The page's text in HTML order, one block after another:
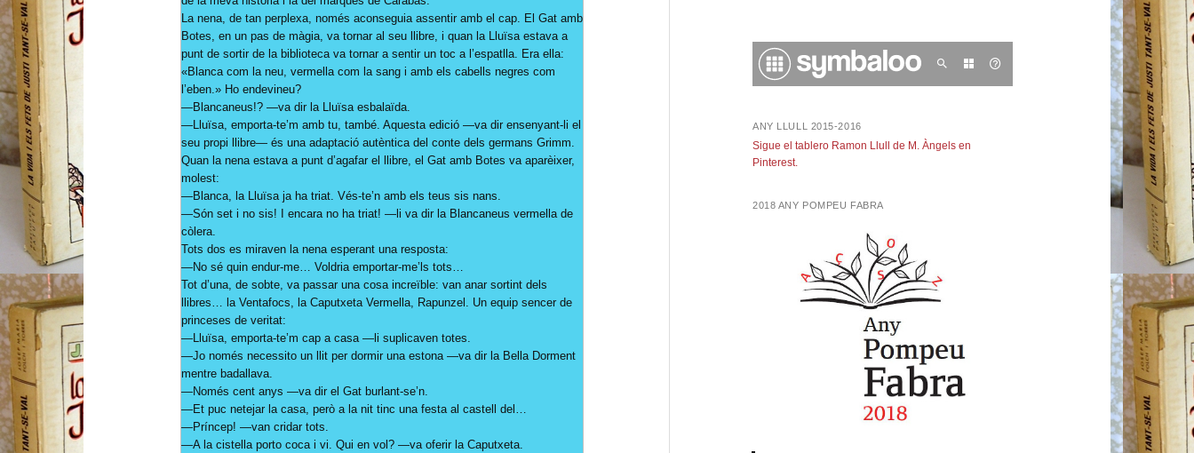
La nena, de tan perplexa, només aconseguia assentir amb el cap. El Gat amb
Botes, en un pas de màgia, va tornar al seu llibre, i quan la Lluïsa estava a
punt de sortir de la biblioteca va tornar a sentir un toc a l’espatlla. Era ella:
«Blanca com la neu, vermella com la sang i amb els cabells negres com
l’eben.» Ho endevineu?
—Blancaneus!? —va dir la Lluïsa esbalaïda.
—Lluïsa, emporta-te’m amb tu, també. Aquesta edició —va dir ensenyant-li el
seu propi llibre— és una adaptació autèntica del conte dels germans Grimm.
Quan la nena estava a punt d’agafar el llibre, el Gat amb Botes va aparèixer,
molest:
—Blanca, la Lluïsa ja ha triat. Vés-te’n amb els teus sis nans.
—Són set i no sis! I encara no ha triat! —li va dir la Blancaneus vermella de
còlera.
Tots dos es miraven la nena esperant una resposta:
—No sé quin endur-me… Voldria emportar-me’ls tots…
Tot d’una, de sobte, va passar una cosa increïble: van anar sortint dels
llibres… la Ventafocs, la Caputxeta Vermella, Rapunzel. Un equip sencer de
princeses de veritat:
—Lluïsa, emporta-te’m cap a casa —li suplicaven totes.
—Jo només necessito un llit per dormir una estona —va dir la Bella Dorment
mentre badallava.
—Només cent anys —va dir el Gat burlant-se’n.
—Et puc netejar la casa, però a la nit tinc una festa al castell del…
—Príncep! —van cridar tots.
—A la cistella porto coca i vi. Qui en vol? —va oferir la Caputxeta.
ANY LLULL 2015-2016
Sigue el tablero Ramon Llull de M. Àngels en
Pinterest.
2018 ANY POMPEU FABRA